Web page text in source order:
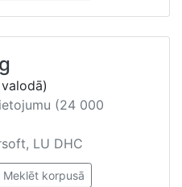
(24 000
LU DHC
Meklēt korpusā